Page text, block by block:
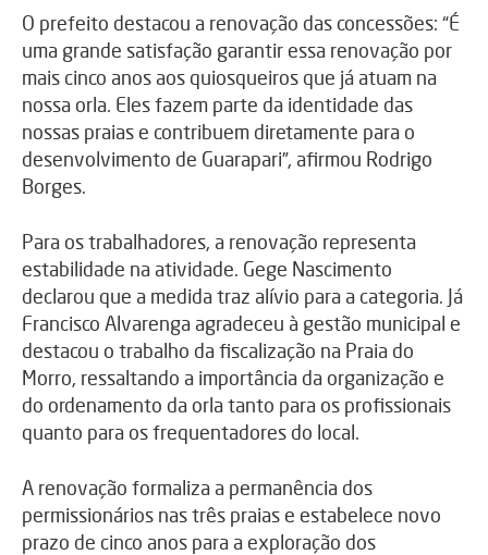
O prefeito destacou a renovação das concessões: “É
uma grande satisfação garantir essa renovação por
mais cinco anos aos quiosqueiros que já atuam na
nossa orla. Eles fazem parte da identidade das
nossas praias e contribuem diretamente para o
desenvolvimento de Guarapari”, afirmou Rodrigo
Borges.
Para os trabalhadores, a renovação representa
estabilidade na atividade. Gege Nascimento
declarou que a medida traz alívio para a categoria. Já
Francisco Alvarenga agradeceu à gestão municipal e
destacou o trabalho da fiscalização na Praia do
Morro, ressaltando a importância da organização e
do ordenamento da orla tanto para os profissionais
quanto para os frequentadores do local.
A renovação formaliza a permanência dos
permissionários nas três praias e estabelece novo
prazo de cinco anos para a exploração dos